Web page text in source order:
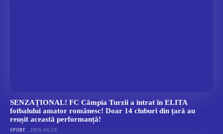
SENZAȚIONAL! FC Câmpia Turzii a intrat în ELITA
fotbalului amator românesc! Doar 14 cluburi din țară au
reușit această performanță!
SPORT 2026-06-29